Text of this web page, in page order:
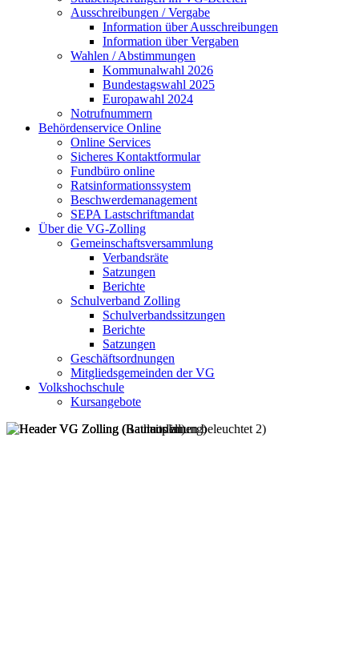
Ausschreibungen / Vergabe
Information über Ausschreibungen
Information über Vergaben
Wahlen / Abstimmungen
Kommunalwahl 2026
Bundestagswahl 2025
Europawahl 2024
Notrufnummern
Behördenservice Online
Online Services
Sicheres Kontaktformular
Fundbüro online
Ratsinformationssystem
Beschwerdemanagement
SEPA Lastschriftmandat
Über die VG-Zolling
Gemeinschaftsversammlung
Verbandsräte
Satzungen
Berichte
Schulverband Zolling
Schulverbandssitzungen
Berichte
Satzungen
Geschäftsordnungen
Mitgliedsgemeinden der VG
Volkshochschule
Kursangebote